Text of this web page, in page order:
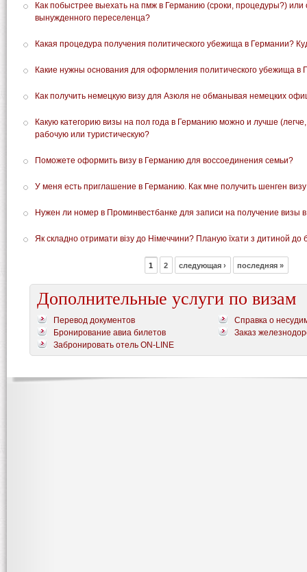
Как побыстрее выехать на пмж в Германию (сроки, процедуры?) или
вынужденного переселенца?
Какая процедура получения политического убежища в Германии?
Какие нужны основания для оформления политического убежища в
Как получить немецкую визу для Азюля не обманывая немецких
Какую категорию визы на пол года в Германию можно и лучше
рабочую или туристическую?
Поможете оформить визу в Германию для воссоединения семьи?
У меня есть приглашение в Германию. Как мне получить шенген визу
Нужен ли номер в Проминвестбанке для записи на получение визы
Як складно отримати візу до Німеччини? Планую їхати з дитиной до
1 2 следующая › последняя »
Дополнительные услуги по визам
Перевод документов
Справка о
Бронирование авиа билетов
Заказ
Забронировать отель ON-LINE